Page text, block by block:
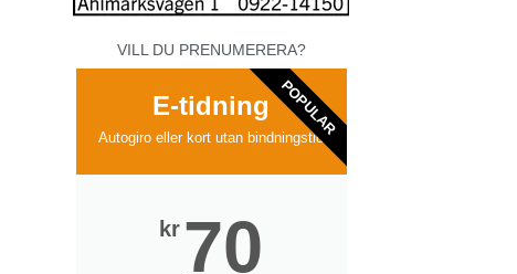
VILL DU PRENUMERERA?
E-tidning
Autogiro eller kort utan bindningstid
kr 70
POPULAR